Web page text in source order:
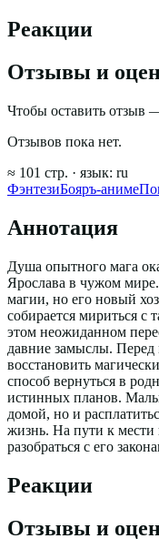
Реакции
Отзывы и
Чтобы оставить отзыв
Отзывов пока нет.
≈ 101 стр. · язык: ru
ФэнтезиБояръ-аниме
Аннотация
Душа опытного мага
Ярослава в чужом
магии, но его новый
собирается мириться
этом неожиданном
давние замыслы. Перед
восстановить
способ вернуться в
истинных планов.
домой, но и
жизнь. На пути к мести
разобраться с его
Реакции
Отзывы и